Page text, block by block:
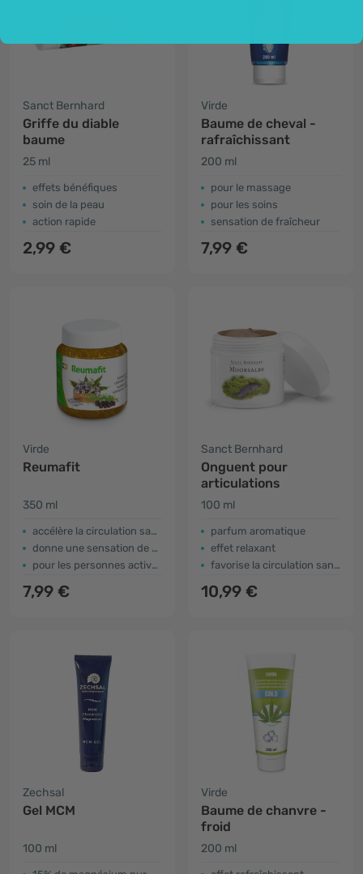
Sanct Bernhard
Griffe du diable
baume
25 ml
effets bénéfiques
soin de la peau
action rapide
2,99 €
Virde
Baume de cheval -
rafraîchissant
200 ml
pour le massage
pour les soins
sensation de fraîcheur
7,99 €
Virde
Reumafit
350 ml
accélère la circulation sanguine
donne une sensation de confort
pour les personnes actives et âgées
7,99 €
Sanct Bernhard
Onguent pour
articulations
100 ml
parfum aromatique
effet relaxant
favorise la circulation sanguine
10,99 €
Zechsal
Gel MCM
100 ml
Virde
Baume de chanvre -
froid
200 ml